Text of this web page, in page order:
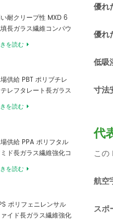
耐クリープ性 MXD 6
長ガラス繊維コンパウ
を読む
供給 PBT ポリブチレ
レフタレート長ガラス
強化コンパウンド
を読む
供給 PPA ポリフタル
ド長ガラス繊維強化コ
ウンド
を読む
ポリフェニレンサル
イド長ガラス繊維強化
優れ
優れ
低吸
寸法
代
この
航空
スポ